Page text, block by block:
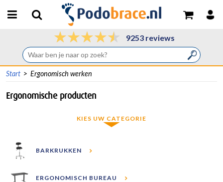
9253 reviews
Start > Ergonomisch werken
Ergonomische producten
KIES UW CATEGORIE
BARKRUKKEN
ERGONOMISCH BUREAU